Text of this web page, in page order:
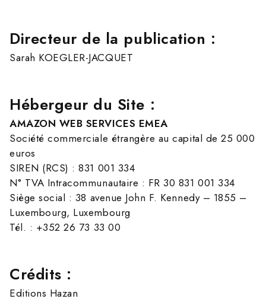
Directeur de la publication :
Sarah KOEGLER-JACQUET
Hébergeur du Site :
AMAZON WEB SERVICES EMEA
Société commerciale étrangère au capital de 25 000
euros
SIREN (RCS) : 831 001 334
N° TVA Intracommunautaire : FR 30 831 001 334
Siège social : 38 avenue John F. Kennedy – 1855 –
Luxembourg, Luxembourg
Tél. : +352 26 73 33 00
Crédits :
Editions Hazan